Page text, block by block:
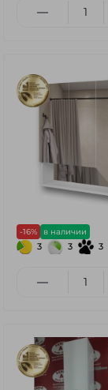
-16% в наличии
3 3 3